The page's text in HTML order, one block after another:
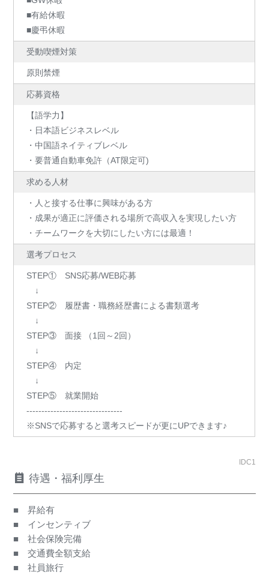
■有給休暇
■慶弔休暇
受動喫煙対策
原則禁煙
応募資格
【語学力】
・日本語ビジネスレベル
・中国語ネイティブレベル
・要普通自動車免許（AT限定可)
求める人材
・人と接する仕事に興味がある方
・成果が適正に評価される場所で高収入を実現したい方
・チームワークを大切にしたい方には最適！
選考プロセス
STEP① SNS応募/WEB応募
↓
STEP② 履歴書・職務経歴書による書類選考
↓
STEP③ 面接 （1回～2回）
↓
STEP④ 内定
↓
STEP⑤ 就業開始
--------------------------------
※SNSで応募すると選考スピードが更にUPできます♪
IDC1
待遇・福利厚生
■ 昇給有
■ インセンティブ
■ 社会保険完備
■ 交通費全額支給
■ 社員旅行